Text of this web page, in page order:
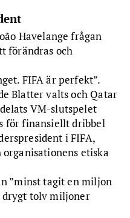
Havelange frågan
förändras och
FIFA är perfekt”.
Blatter valts och Qatar
VM-slutspelet
för finansiellt dribbel
i FIFA,
etiska
”minst tagit en miljon
drygt tolv miljoner